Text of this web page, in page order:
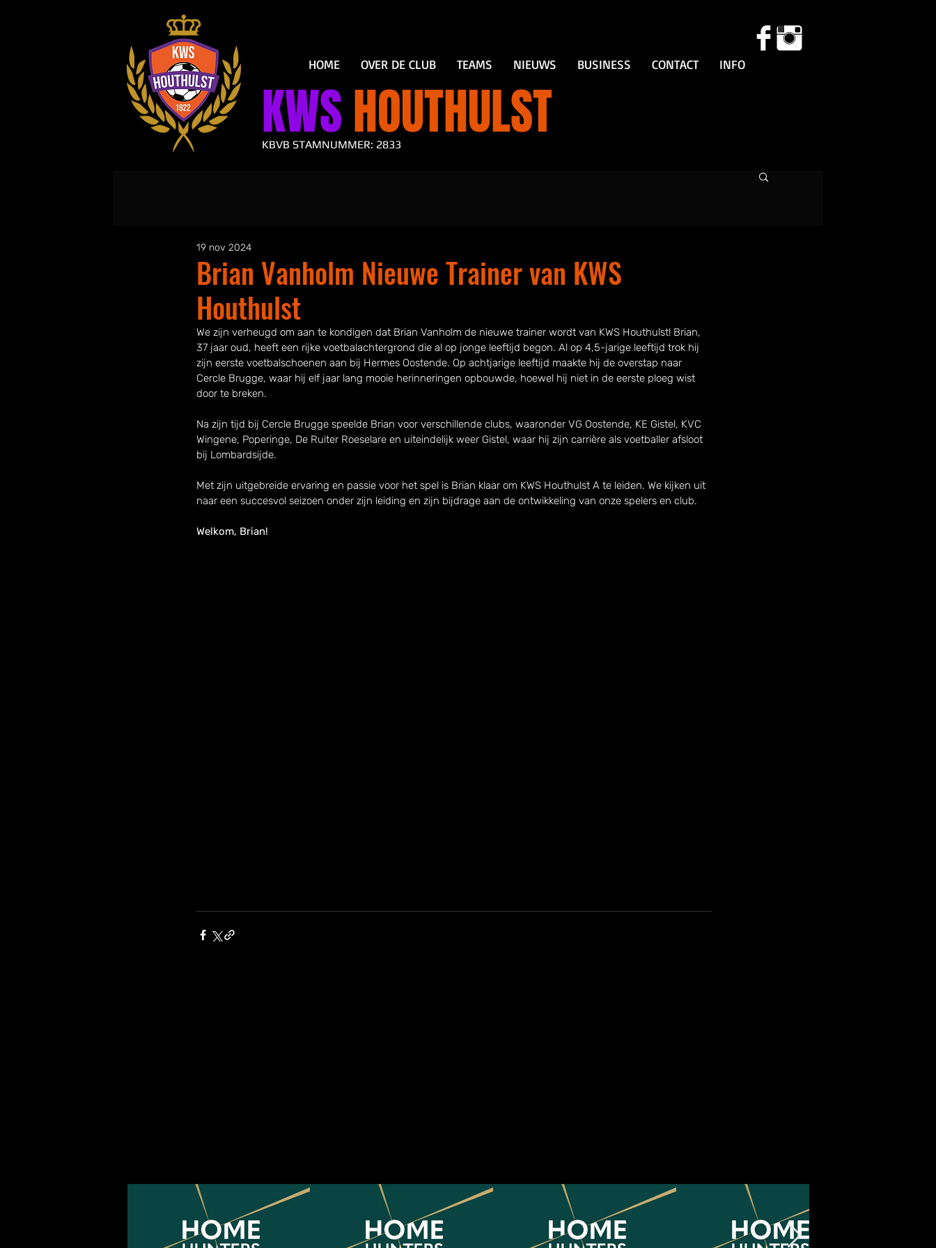
KWSHOUTHULST
KBVB STAMNUMMER: 2833
HOME OVER DE CLUB TEAMS NIEUWS BUSINESS CONTACT INFO
Brian Vanholm Nieuwe Trainer van KWS
Houthulst
19 nov 2024
We zijn verheugd om aan te kondigen dat Brian Vanholm de nieuwe trainer wordt van KWS Houthulst! Brian,
37 jaar oud, heeft een rijke voetbalachtergrond die al op jonge leeftijd begon. Al op 4,5-jarige leeftijd trok hij
zijn eerste voetbalschoenen aan bij Hermes Oostende. Op achtjarige leeftijd maakte hij de overstap naar
Cercle Brugge, waar hij elf jaar lang mooie herinneringen opbouwde, hoewel hij niet in de eerste ploeg wist
door te breken.
Na zijn tijd bij Cercle Brugge speelde Brian voor verschillende clubs, waaronder VG Oostende, KE Gistel, KVC
Wingene, Poperinge, De Ruiter Roeselare en uiteindelijk weer Gistel, waar hij zijn carrière als voetballer afsloot
bij Lombardsijde.
Met zijn uitgebreide ervaring en passie voor het spel is Brian klaar om KWS Houthulst A te leiden. We kijken uit
naar een succesvol seizoen onder zijn leiding en zijn bijdrage aan de ontwikkeling van onze spelers en club.
Welkom, Brian!